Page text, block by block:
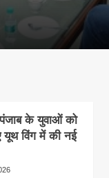
के युवाओं को
विंग में की नई